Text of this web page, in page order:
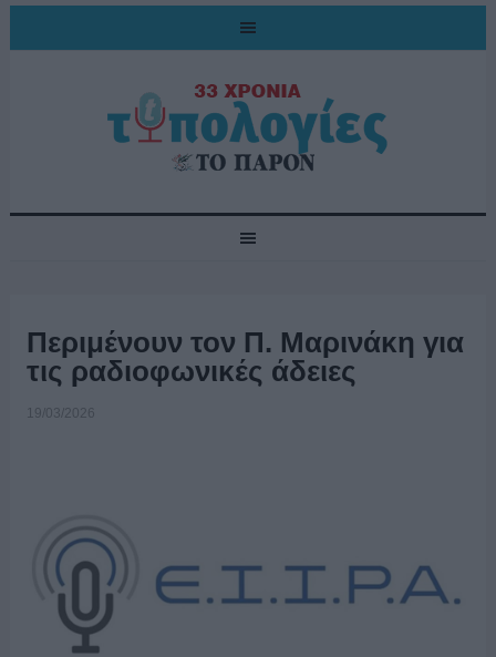
Περιμένουν τον Π. Μαρινάκη για
τις ραδιοφωνικές άδειες
19/03/2026